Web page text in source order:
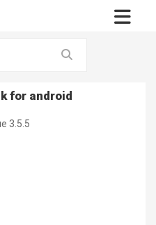
for android
3.5.5